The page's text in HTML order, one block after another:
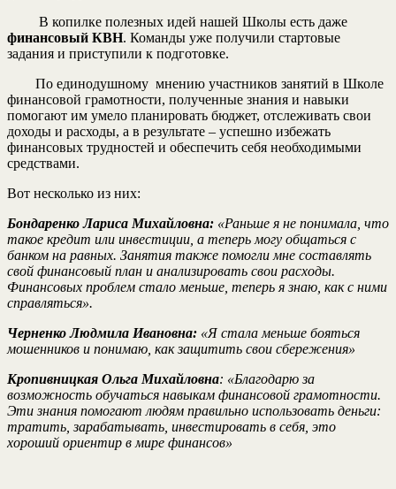
В копилке полезных идей нашей Школы есть даже
финансовый КВН. Команды уже получили стартовые
задания и приступили к подготовке.
По единодушному мнению участников занятий в Школе
финансовой грамотности, полученные знания и навыки
помогают им умело планировать бюджет, отслеживать свои
доходы и расходы, а в результате – успешно избежать
финансовых трудностей и обеспечить себя необходимыми
средствами.
Вот несколько из них:
Бондаренко Лариса Михайловна: «Раньше я не понимала, что
такое кредит или инвестиции, а теперь могу общаться с
банком на равных. Занятия также помогли мне составлять
свой финансовый план и анализировать свои расходы.
Финансовых проблем стало меньше, теперь я знаю, как с ними
справляться».
Черненко Людмила Ивановна: «Я стала меньше бояться
мошенников и понимаю, как защитить свои сбережения»
Кропивницкая Ольга Михайловна: «Благодарю за
возможность обучаться навыкам финансовой грамотности.
Эти знания помогают людям правильно использовать деньги:
тратить, зарабатывать, инвестировать в себя, это
хороший ориентир в мире финансов»